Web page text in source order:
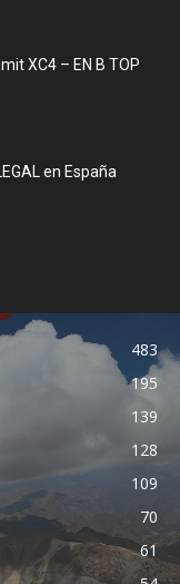
XC4 – EN B TOP
en España
483
195
139
128
109
70
61